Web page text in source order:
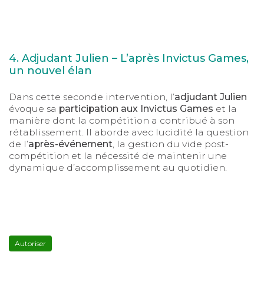
4. Adjudant Julien – L’après Invictus Games,
un nouvel élan
Dans cette seconde intervention, l’adjudant Julien
évoque sa participation aux Invictus Games et la
manière dont la compétition a contribué à son
rétablissement. Il aborde avec lucidité la question
de l’après-événement, la gestion du vide post-
compétition et la nécessité de maintenir une
dynamique d’accomplissement au quotidien.
Autoriser